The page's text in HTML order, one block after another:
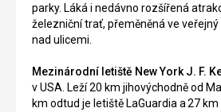
parky. Láká i nedávno rozšířená
železniční trať, přeměněná ve
nad ulicemi.
Mezinárodní letiště New York J. F.
v USA. Leží 20 km jihovýchodně od
km odtud je letiště LaGuardia a 27